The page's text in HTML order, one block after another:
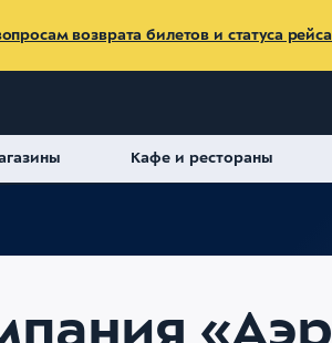
возврата билетов и статуса
Кафе и рестораны